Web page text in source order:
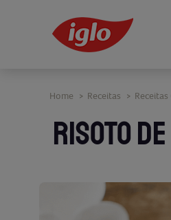
RISOTO
Home > Receitas >